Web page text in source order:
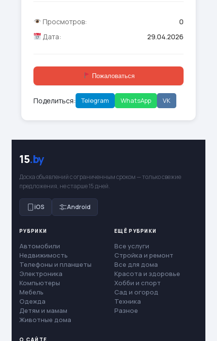
Просмотров:
0
Дата:
29.04.2026
Пожаловаться
Поделиться: Telegram WhatsApp VK
15.by
Доска объявлений с ограниченным сроком — только свежие
предложения, не старше 15 дней.
iOS Android
РУБРИКИ
Автомобили
Недвижимость
Телефоны и планшеты
Электроника
Компьютеры
Мебель
Одежда
Детям и мамам
Животные дома
ЕЩЁ РУБРИКИ
Все услуги
Стройка и ремонт
Все для дома
Красота и здоровье
Хобби и спорт
Сад и огород
Техника
Разное
О САЙТЕ